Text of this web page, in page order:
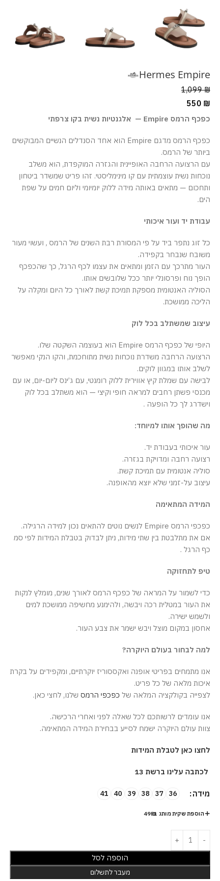
Hermes Empire
1,099₪
550 ₪
כפכף הרמס Empire — אלגנטיות נשית בקו צרפתי
כפכף הרמס מדגם Empire הוא אחד הסנדלים הנשיים המבוקשים
ביותר של הרמס.
עם הרצועה הרחבה האופיינית והגזרה המוקפדת, הוא משלב
נוכחות נשית עוצמתית עם קו מינימליסטי. זהו פריט שמשדר ביטחון
ותחכום — מתאים באותה מידה ללוק יומיומי וליום חמים על שפת
הים.
עבודת יד ועור איכותי
כל זוג נתפר ביד על פי המסורת רבת השנים של הרמס , ועשוי מעור
משובח שנבחר בקפידה.
העור מתרכך עם הזמן ומתאים את עצמו לכף הרגל, כך שהכפכף
הופך נוח ופרסונלי יותר ככל שלובשים אותו.
הסוליה האנטומית מספקת תמיכת קשת לאורך כל היום ומקלה על
הליכה ממושכת.
עיצוב שמשתלב בכל לוק
היופי של כפכף הרמס Empire הוא בעוצמה השקטה שלו.
הרצועה הרחבה משדרת נוכחות נשית מתוחכמת, והקו הנקי מאפשר
לשלב אותו במגוון לוקים.
לבישה עם שמלת קיץ אווירית ללוק רומנטי, עם ג’ינס ליום-יום, או עם
מכנסי פשתן רחבים למראה חופי וקיצי — הוא משתלב בכל לוק
וישדרג לך כל הופעה .
מה שהופך אותו למיוחד:
עור איכותי בעבודת יד.
רצועה רחבה ומדויקת בגזרה.
סוליה אנטומית עם תמיכת קשת.
עיצוב על-זמני שלא יוצא מהאופנה.
המידה המתאימה
כפכפי הרמס Empire לנשים נוטים להתאים נכון למידה הרגילה.
אם את מתלבטת בין שתי מידות, ניתן לבדוק בטבלת המידות לפי סמ
כף הרגל .
טיפ לתחזוקה
כדי לשמור על המראה של כפכף הרמס לאורך שנים, מומלץ לנקות
את העור במטלית רכה ויבשה, ולהימנע מחשיפה ממושכת למים
ולשמש ישירה.
אחסון במקום מוצל ויבש ישמר את צבע העור.
למה לבחור בעולם היוקרה?
אנו מתמחים בפריטי אופנה ואקססוריז יוקרתיים, ומקפידים על בקרת
איכות מלאה של כל פריט.
לצפייה בקולקציה המלאה של כפכפי הרמס שלנו, לחצי כאן.
אנו עומדים לרשותכם לכל שאלה לפני ואחרי הרכישה.
צוות עולם היוקרה ישמח לסייע בבחירת המידה המתאימה.
לחצו כאן לטבלת המידות
לכתבה עלינו ברשת 13
מידה 36
37
38
39
40
41
הוספת שקית מותג ב-49₪
הוספה לסל
מעבר לתשלום